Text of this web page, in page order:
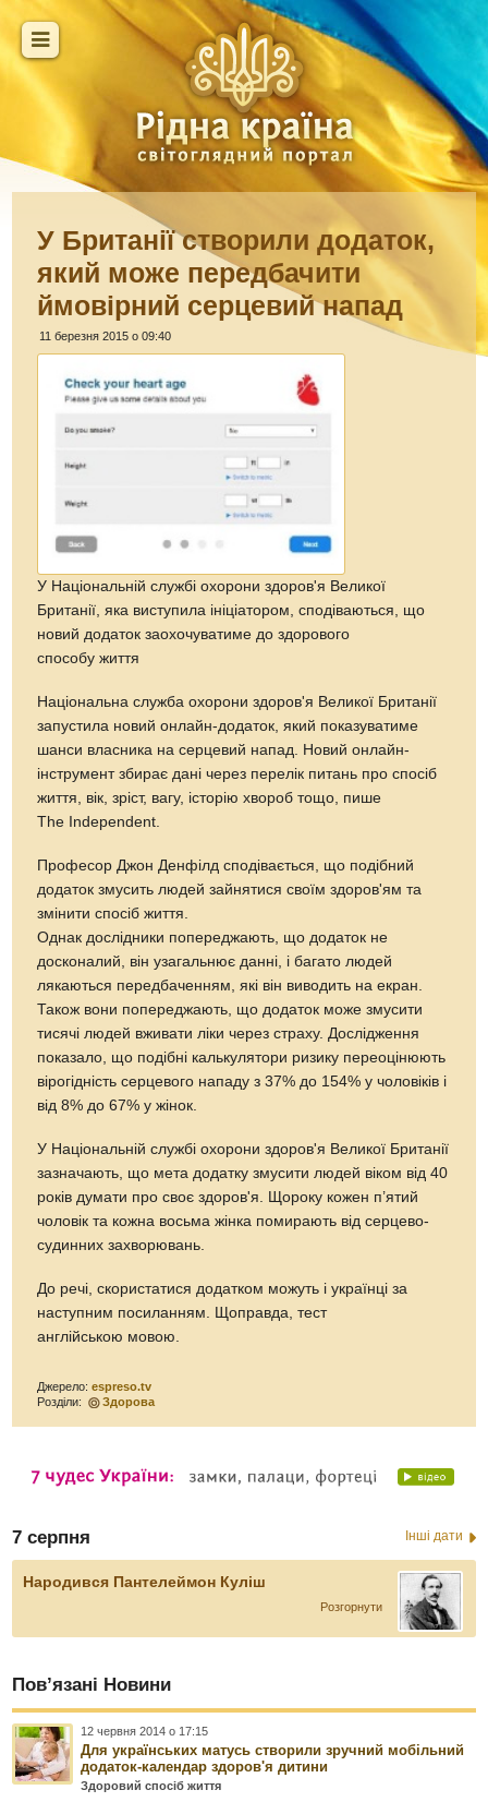
У Британії створили додаток,
який може передбачити
ймовірний серцевий напад
11 березня 2015 о 09:40
У Національній службі охорони здоров'я Великої
Британії, яка виступила ініціатором, сподіваються, що
новий додаток заохочуватиме до здорового
способу життя
Національна служба охорони здоров'я Великої Британії
запустила новий онлайн-додаток, який показуватиме
шанси власника на серцевий напад. Новий онлайн-
інструмент збирає дані через перелік питань про спосіб
життя, вік, зріст, вагу, історію хвороб тощо, пише
The Independent.
Професор Джон Денфілд сподівається, що подібний
додаток змусить людей зайнятися своїм здоров'ям та
змінити спосіб життя.
Однак дослідники попереджають, що додаток не
досконалий, він узагальнює данні, і багато людей
лякаються передбаченням, які він виводить на екран.
Також вони попереджають, що додаток може змусити
тисячі людей вживати ліки через страху. Дослідження
показало, що подібні калькулятори ризику переоцінюють
вірогідність серцевого нападу з 37% до 154% у чоловіків і
від 8% до 67% у жінок.
У Національній службі охорони здоров'я Великої Британії
зазначають, що мета додатку змусити людей віком від 40
років думати про своє здоров'я. Щороку кожен п’ятий
чоловік та кожна восьма жінка помирають від серцево-
судинних захворювань.
До речі, скористатися додатком можуть і українці за
наступним посиланням. Щоправда, тест
англійською мовою.
Джерело:espreso.tv
Розділи:
Здорова
7 серпня Інші дати
Народився Пантелеймон Куліш
Розгорнути
Пов’язані Новини
12 червня 2014 о 17:15
Для українських матусь створили зручний мобільний
додаток-календар здоров'я дитини
Здоровий спосіб життя